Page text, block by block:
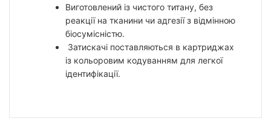
Виготовлений із чистого титану, без
реакції на тканини чи адгезії з відмінною
біосумісністю.
Затискачі поставляються в картриджах
із кольоровим кодуванням для легкої
ідентифікації.